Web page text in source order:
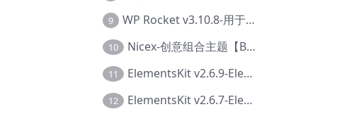
9 WP Rocket v3.10.8-用于wordpress速度优化的缓存加速插件【Cd-0019】
10 Nicex-创意组合主题【Be-0092】
11 ElementsKit v2.6.9-Elementor插件【Ab-0161】
12 ElementsKit v2.6.7-Elementor插件【Ab-0162】